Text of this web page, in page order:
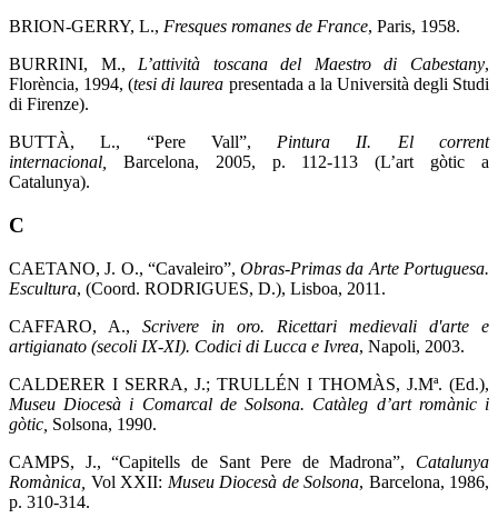
BRION-GERRY, L., Fresques romanes de France, Paris, 1958.
BURRINI, M., L’attività toscana del Maestro di Cabestany,
Florència, 1994, (tesi di laurea presentada a la Università degli Studi
di Firenze).
BUTTÀ, L., “Pere Vall”, Pintura II. El corrent
internacional, Barcelona, 2005, p. 112-113 (L’art gòtic a
Catalunya).
C
CAETANO, J. O., “Cavaleiro”,Obras-Primas da Arte Portuguesa.
Escultura, (Coord. RODRIGUES, D.), Lisboa, 2011.
CAFFARO, A., Scrivere in oro. Ricettari medievali d'arte e
artigianato (secoli IX-XI). Codici di Lucca e Ivrea, Napoli, 2003.
CALDERER I SERRA, J.; TRULLÉN I THOMÀS, J.Mª. (Ed.),
Museu Diocesà i Comarcal de Solsona. Catàleg d’art romànic i
gòtic, Solsona, 1990.
CAMPS, J., “Capitells de Sant Pere de Madrona”, Catalunya
Romànica, Vol XXII: Museu Diocesà de Solsona, Barcelona, 1986,
p. 310-314.